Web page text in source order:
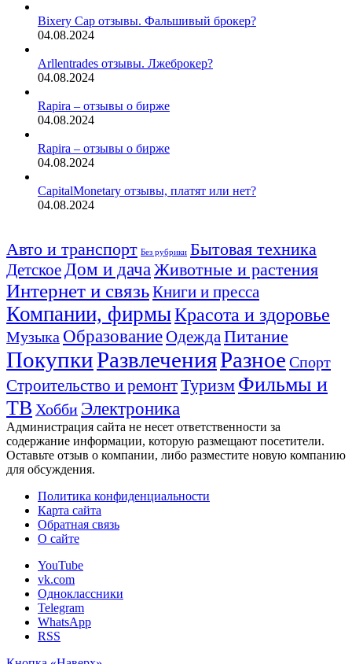
Bixery Cap отзывы. Фальшивый брокер?
04.08.2024
Arllentrades отзывы. Лжеброкер?
04.08.2024
Rapira – отзывы о бирже
04.08.2024
Rapira – отзывы о бирже
04.08.2024
CapitalMonetary отзывы, платят или нет?
04.08.2024
Авто и транспорт Без рубрики Бытовая техника
Детское Дом и дача Животные и растения
Интернет и связьКниги и пресса
Компании, фирмыКрасота и здоровье
Музыка ОбразованиеОдежда Питание
ПокупкиРазвлеченияРазное Спорт
Строительство и ремонтТуризм Фильмы и
ТВ Хобби Электроника
Администрация сайта не несет ответственности за
содержание информации, которую размещают посетители.
Оставьте отзыв о компании, либо разместите новую компанию
для обсуждения.
Политика конфиденциальности
Карта сайта
Обратная связь
О сайте
YouTube
vk.com
Одноклассники
Telegram
WhatsApp
RSS